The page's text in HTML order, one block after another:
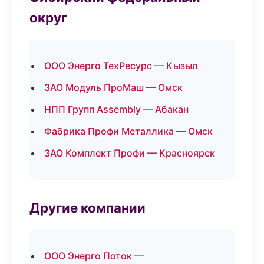
округ
ООО Энерго ТехРесурс — Кызыл
ЗАО Модуль ПроМаш — Омск
НПП Групп Assembly — Абакан
Фабрика Профи Металлика — Омск
ЗАО Комплект Профи — Красноярск
Другие компании
ООО Энерго Поток —